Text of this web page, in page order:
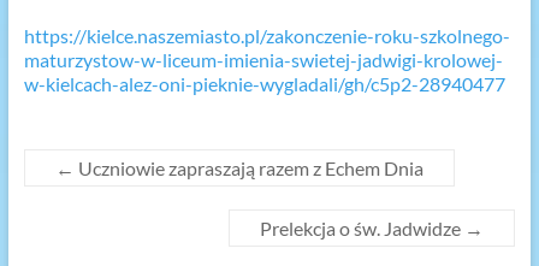
https://kielce.naszemiasto.pl/zakonczenie-roku-szkolnego-
maturzystow-w-liceum-imienia-swietej-jadwigi-krolowej-
w-kielcach-alez-oni-pieknie-wygladali/gh/c5p2-28940477
← Uczniowie zapraszają razem z Echem Dnia
Prelekcja o św. Jadwidze →